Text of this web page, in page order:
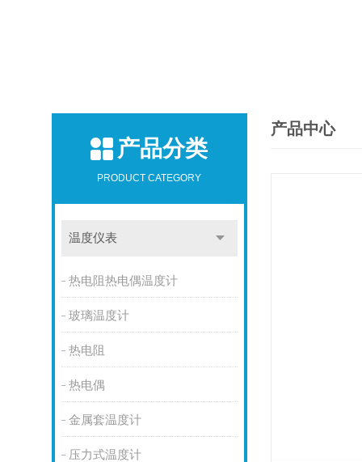
产品分类
PRODUCT CATEGORY
温度仪表
热电阻热电偶温度计
玻璃温度计
热电阻
热电偶
金属套温度计
压力式温度计
产品中心